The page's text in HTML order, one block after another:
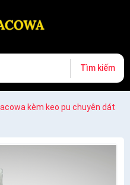
Tìm kiếm
kèm keo pu chuyên dát